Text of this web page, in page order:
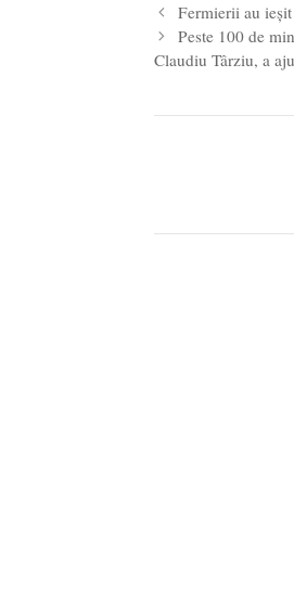
Fermierii au
Peste 100 de
Claudiu Târziu, a